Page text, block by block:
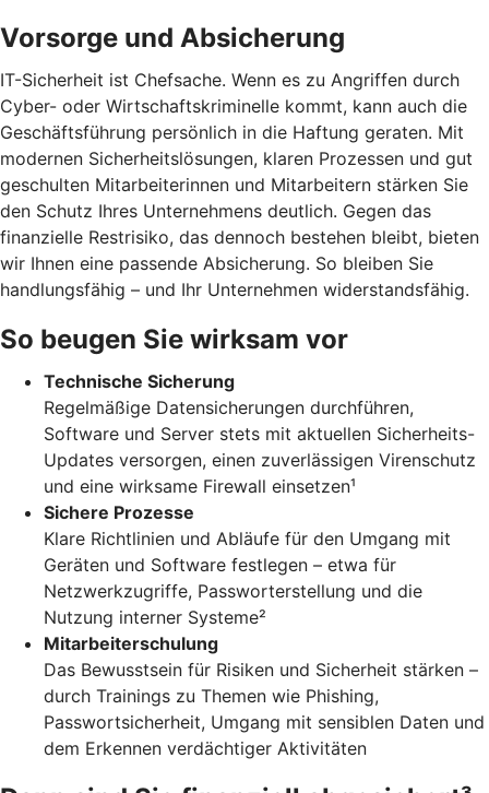
Vorsorge und Absicherung
IT-Sicherheit ist Chefsache. Wenn es zu Angriffen durch
Cyber- oder Wirtschaftskriminelle kommt, kann auch die
Geschäftsführung persönlich in die Haftung geraten. Mit
modernen Sicherheitslösungen, klaren Prozessen und gut
geschulten Mitarbeiterinnen und Mitarbeitern stärken Sie
den Schutz Ihres Unternehmens deutlich. Gegen das
finanzielle Restrisiko, das dennoch bestehen bleibt, bieten
wir Ihnen eine passende Absicherung. So bleiben Sie
handlungsfähig – und Ihr Unternehmen widerstandsfähig.
So beugen Sie wirksam vor
Technische Sicherung
Regelmäßige Datensicherungen durchführen,
Software und Server stets mit aktuellen Sicherheits-
Updates versorgen, einen zuverlässigen Virenschutz
und eine wirksame Firewall einsetzen¹
Sichere Prozesse
Klare Richtlinien und Abläufe für den Umgang mit
Geräten und Software festlegen – etwa für
Netzwerkzugriffe, Passworterstellung und die
Nutzung interner Systeme²
Mitarbeiterschulung
Das Bewusstsein für Risiken und Sicherheit stärken –
durch Trainings zu Themen wie Phishing,
Passwortsicherheit, Umgang mit sensiblen Daten und
dem Erkennen verdächtiger Aktivitäten